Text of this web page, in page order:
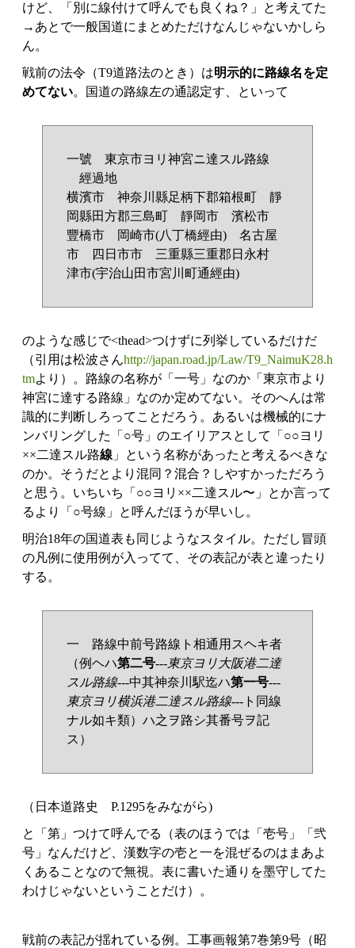
けど、「別に線付けて呼んでも良くね？」と考えてた
→あとで一般国道にまとめただけなんじゃないかしら
ん。
戦前の法令（T9道路法のとき）は明示的に路線名を定
めてない。国道の路線左の通認定す、といって
一號 東京市ヨリ神宮ニ達スル路線
經過地
横濱市 神奈川縣足柄下郡箱根町 靜
岡縣田方郡三島町 靜岡市 濱松市
豐橋市 岡崎市(八丁橋經由) 名古屋
市 四日市市 三重縣三重郡日永村
津市(宇治山田市宮川町通經由)
のような感じで<thead>つけずに列挙しているだけだ
（引用は松波さんhttp://japan.road.jp/Law/T9_NaimuK28.h
tmより）。路線の名称が「一号」なのか「東京市より
神宮に達する路線」なのか定めてない。そのへんは常
識的に判断しろってことだろう。あるいは機械的にナ
ンバリングした「○号」のエイリアスとして「○○ヨリ
××二達スル路線 」という名称があったと考えるべきな
のか。そうだとより混同？混合？しやすかっただろう
と思う。いちいち「○○ヨリ××二達スル〜」とか言って
るより「○号線」と呼んだほうが早いし。
明治18年の国道表も同じようなスタイル。ただし冒頭
の凡例に使用例が入ってて、その表記が表と違ったり
する。
一 路線中前号路線ト相通用スヘキ者
（例ヘハ第二号---東京ヨリ大阪港二達
スル路線---中其神奈川駅迄ハ第一号---
東京ヨリ横浜港二達スル路線---ト同線
ナル如キ類）ハ之ヲ路シ其番号ヲ記
ス）
（日本道路史 P.1295をみながら)
と「第」つけて呼んでる（表のほうでは「壱号」「弐
号」なんだけど、漢数字の壱と一を混ぜるのはまあよ
くあることなので無視。表に書いた通りを墨守してた
わけじゃないということだけ）。
戦前の表記が揺れている例。工事画報第7巻第9号（昭